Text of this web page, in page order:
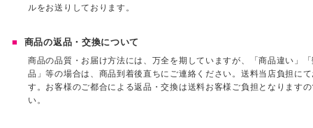
ルをお送りしております。
商品の返品・交換について
商品の品質・お届け方法には、万全を期していますが、「商品違い」
品」等の場合は、商品到着後直ちにご連絡ください。送料当店負担に
す。お客様のご都合による返品・交換は送料お客様ご負担となります
い。